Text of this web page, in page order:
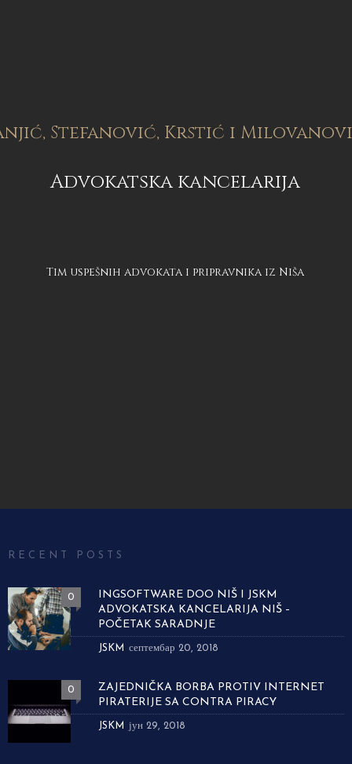
Advokatska kancelarija
Stefanović, Krstić i
Tim uspešnih advokata i pripravnika iz Niša
RECENT POSTS
0
INGSOFTWARE DOO NIŠ I JSKM
ADVOKATSKA KANCELARIJA NIŠ –
POČETAK SARADNJE
JSKM септембар 20, 2018
0
ZAJEDNIČKA BORBA PROTIV INTERNET
PIRATERIJE SA CONTRA PIRACY
JSKM јун 29, 2018